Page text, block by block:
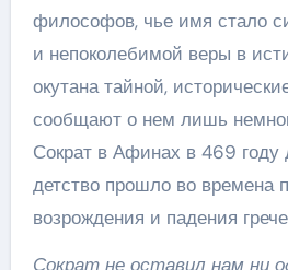
философов, чье имя стало
и непоколебимой веры в
окутана тайной,
сообщают о нем лишь
Сократ в Афинах в 469 году
детство прошло во времена
возрождения и падения
Сократ не оставил нам ни